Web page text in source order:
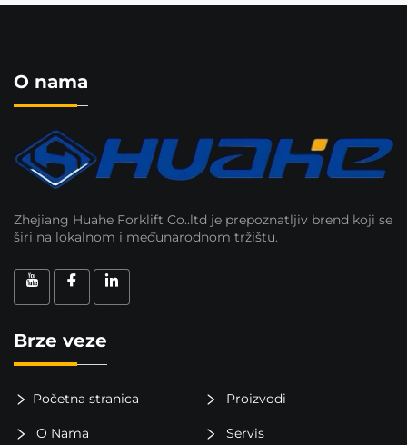
O nama
Zhejiang Huahe Forklift Co..ltd je prepoznatljiv brend koji se
širi na lokalnom i međunarodnom tržištu.
Brze veze
Početna stranica Proizvodi
O Nama Servis